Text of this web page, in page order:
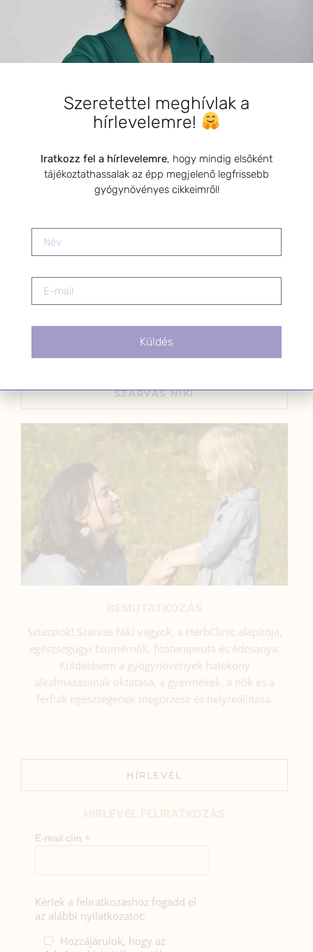
2019.07.09.
A 21. századi ember Bermuda-
2025.02.25.
és hogyan támogathatod
természetes úton?
2025.09.19.
Termékenység kézikönyve
2023.05.19.
A HerbClinic története
SZARVAS NIKI
Sziasztok! Szarvas Niki vagyok, a HerbClinic alapítója,
egészségügyi biomérnök, fitoterapeuta és édesanya.
Küldetésem a gyógynövények hatékony
alkalmazásának oktatása, a gyermekek, a nők és a
férfiak egészségének megőrzése és helyreállítása.
HÍRLEVÉL
E-mail cím *
Kérlek a feliratkozáshoz fogadd el
az alábbi nyilatkozatot:
Hozzájárulok, hogy az
Szeretettel meghívlak a
hírlevelemre!
Iratkozz fel a hírlevelemre, hogy mindig elsőként
tájékoztathassalak az épp megjelenő legfrissebb
gyógynövényes cikkeimről!
Küldés